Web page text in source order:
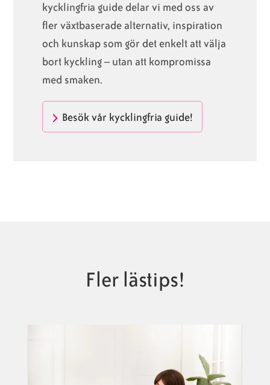
kycklingfria guide delar vi med oss av
fler växtbaserade alternativ, inspiration
och kunskap som gör det enkelt att välja
bort kyckling – utan att kompromissa
med smaken.
Besök vår kycklingfria guide!
Fler lästips!